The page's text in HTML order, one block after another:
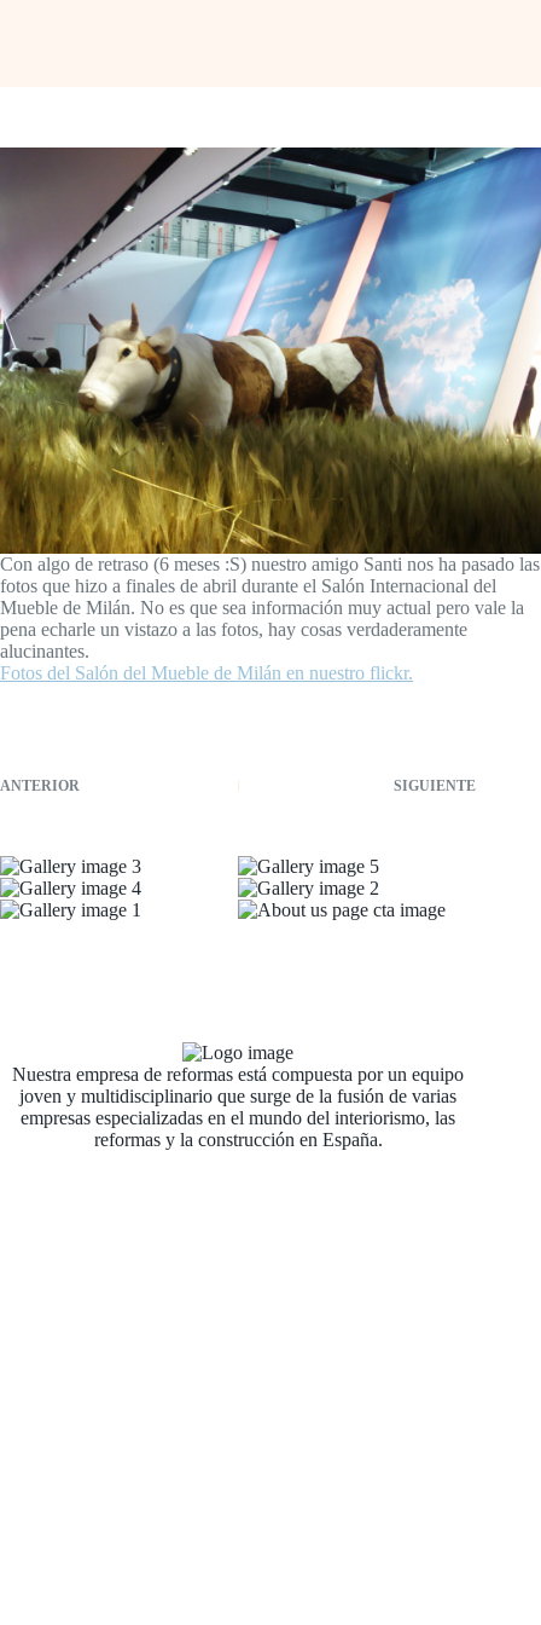
Con algo de retraso (6 meses :S) nuestro amigo Santi nos ha pasado las
fotos que hizo a finales de abril durante el Salón Internacional del
Mueble de Milán. No es que sea información muy actual pero vale la
pena echarle un vistazo a las fotos, hay cosas verdaderamente
alucinantes.
Fotos del Salón del Mueble de Milán en nuestro flickr.
ANTERIOR SIGUIENTE
Nuestra empresa de reformas está compuesta por un equipo
joven y multidisciplinario que surge de la fusión de varias
empresas especializadas en el mundo del interiorismo, las
reformas y la construcción en España.